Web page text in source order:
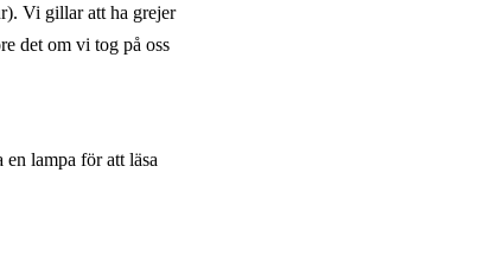
Vi gillar att ha grejer
det om vi tog på oss
lampa för att läsa